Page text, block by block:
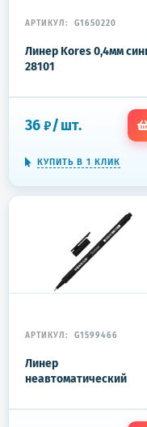
АРТИКУЛ: G1650220
Линер Kores 0,4мм
28101
36 ₽/шт.
КУПИТЬ В 1 КЛИК
АРТИКУЛ: G1599466
Линер
неавтоматический
6500/10